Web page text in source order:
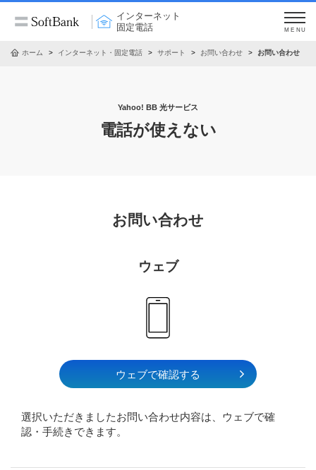
インターネット
固定電話
MENU
ホーム インターネット・固定電話 サポート お問い合わせ お問い合わせ
Yahoo! BB 光サービス
電話が使えない
お問い合わせ
ウェブ
ウェブで確認する
選択いただきましたお問い合わせ内容は、ウェブで確
認・手続きできます。